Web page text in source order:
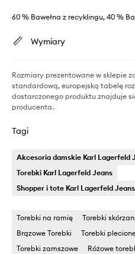
60 % Bawełna z recyklingu, 40 %
Wymiary
Rozmiary prezentowane w sklepie
standardową, europejską tabelę
dostarczonego produktu znajduje
producenta.
Tagi
Akcesoria damskie Karl Lagerfeld
Torebki Karl Lagerfeld Jeans
Shopper i tote Karl Lagerfeld Jeans
Torebki na ramię Torebki
Brązowe Torebki
Torebki
Torebki zamszowe
Różowe